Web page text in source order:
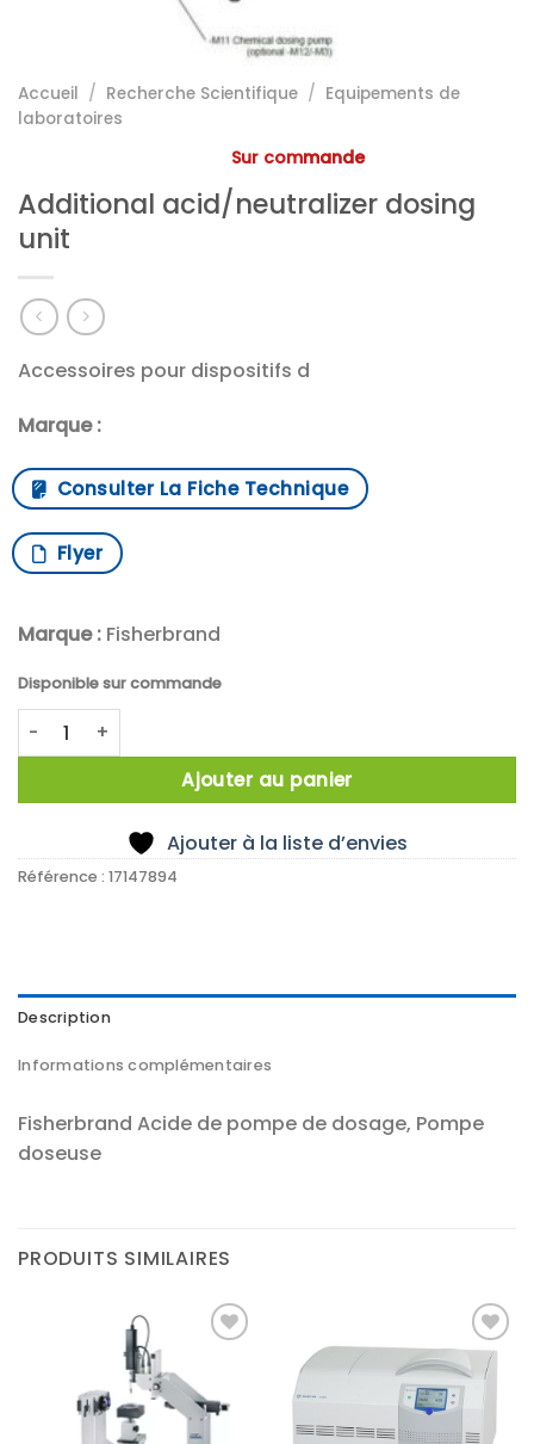
Accueil / Recherche Scientifique / Equipements de
laboratoires
Sur commande
Additional acid/neutralizer dosing
unit
Accessoires pour dispositifs d
Marque :
Consulter La Fiche Technique
Flyer
Marque : Fisherbrand
Disponible sur commande
quantité de Additional acid/neutralizer dosing unit
Ajouter au panier
Ajouter à la liste d’envies
Référence : 17147894
Description
Informations complémentaires
Fisherbrand Acide de pompe de dosage, Pompe
doseuse
PRODUITS SIMILAIRES
Ajouter
à la liste
d’envies
Ajouter
à la liste
d’envies